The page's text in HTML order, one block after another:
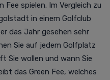
Fee spielen. Im Vergleich zu
in einem Golfclub
das Jahr gesehen sehr
Sie auf jedem Golfplatz
Sie wollen und wann Sie
das Green Fee, welches